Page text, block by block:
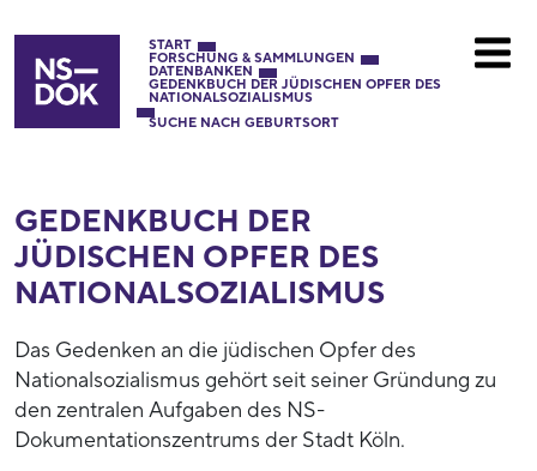
START
FORSCHUNG & SAMMLUNGEN
DATENBANKEN
GEDENKBUCH DER JÜDISCHEN OPFER DES
NATIONALSOZIALISMUS
SUCHE NACH GEBURTSORT
GEDENKBUCH DER
JÜDISCHEN OPFER DES
NATIONAL­SOZIALISMUS
Das Gedenken an die jüdischen Opfer des
Nationalsozialismus gehört seit seiner Gründung zu
den zentralen Aufgaben des NS-
Dokumentationszentrums der Stadt Köln.